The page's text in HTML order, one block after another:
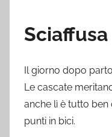
Sciaffusa
Il giorno dopo
Le cascate
anche lì è tutto
punti in bici.